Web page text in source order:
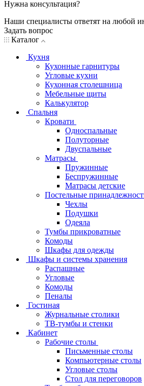
Нужна консультация?
Наши специалисты ответят на любой
Задать вопрос
Каталог
Кухня
Кухонные гарнитуры
Угловые кухни
Кухонная столешница
Мебельные щиты
Калькулятор
Спальня
Кровати
Односпальные
Полуторные
Двуспальные
Матрасы
Пружинные
Беспружинные
Матрасы детские
Постельные
Чехлы
Подушки
Одеяла
Тумбы прикроватные
Комоды
Шкафы для одежды
Шкафы и системы хранения
Распашные
Угловые
Комоды
Пеналы
Гостиная
Журнальные столики
ТВ‑тумбы и стенки
Кабинет
Рабочие столы
Письменные столы
Компьютерные столы
Угловые столы
Стол для переговоров